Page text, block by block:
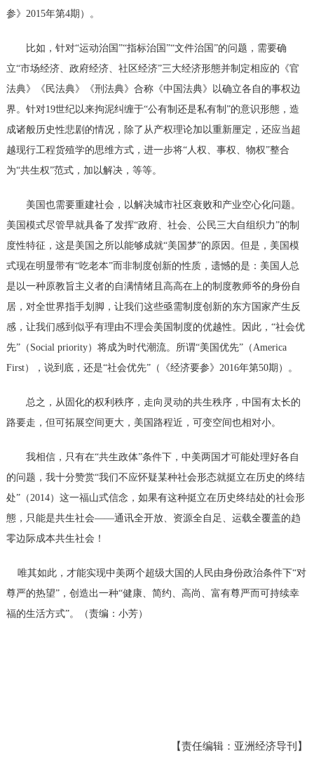
参》2015年第4期）。
比如，针对“运动治国”“指标治国”“文件治国”的问题，需要确
立“市场经济、政府经济、社区经济”三大经济形態并制定相应的《官
法典》《民法典》《刑法典》合称《中国法典》以确立各自的事权边
界。针对19世纪以来拘泥纠缠于“公有制还是私有制”的意识形態，造
成诸般历史性悲剧的情况，除了从产权理论加以重新厘定，还应当超
越现行工程货殖学的思维方式，进一步将“人权、事权、物权”整合
为“共生权”范式，加以解决，等等。
美国也需要重建社会，以解决城市社区衰败和产业空心化问题。
美国模式尽管早就具备了发挥“政府、社会、公民三大自组织力”的制
度性特征，这是美国之所以能够成就“美国梦”的原因。但是，美国模
式现在明显带有“吃老本”而非制度创新的性质，遗憾的是：美国人总
是以一种原教旨主义者的自满情绪且高高在上的制度教师爷的身份自
居，对全世界指手划脚，让我们这些亟需制度创新的东方国家产生反
感，让我们感到似乎有理由不理会美国制度的优越性。因此，“社会优
先”（ Social priority）将成为时代潮流。所谓“美国优先”（America
First），说到底，还是“社会优先”（《经济要参》2016年第50期）。
总之，从固化的权利秩序，走向灵动的共生秩序，中国有太长的
路要走，但可拓展空间更大，美国路程近，可变空间也相对小。
我相信，只有在“共生政体”条件下，中美两国才可能处理好各自
的问题，我十分赞赏“我们不应怀疑某种社会形态就挺立在历史的终结
处”（2014）这一福山式信念，如果有这种挺立在历史终结处的社会形
態，只能是共生社会——通讯全开放、资源全自足、运载全覆盖的趋
零边际成本共生社会！
唯其如此，才能实现中美两个超级大国的人民由身份政治条件下“对
尊严的热望”，创造出一种“健康、简约、高尚、富有尊严而可持续幸
福的生活方式”。
（责编：小芳）
【责任编辑：亚洲经济导刊】